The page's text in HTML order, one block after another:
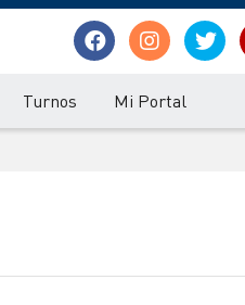
Turnos Mi Portal